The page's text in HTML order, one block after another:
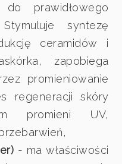
prawidłowego
syntezę
ceramidów i
zapobiega
promieniowanie
regeneracji skóry
promieni UV,
- ma właściwości